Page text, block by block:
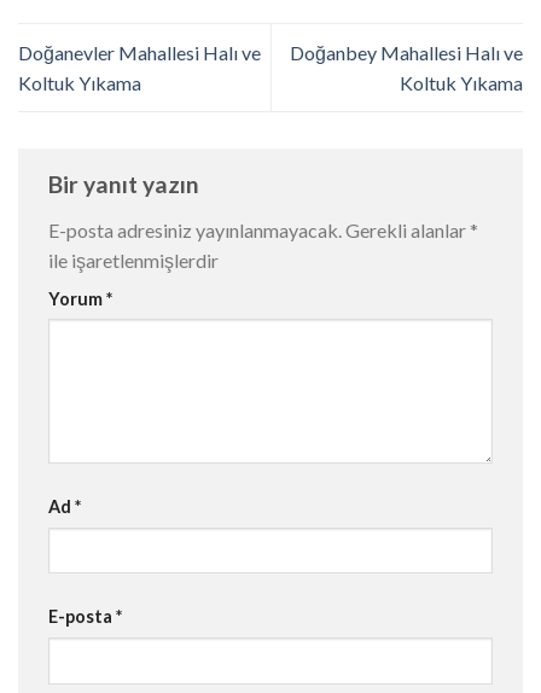
Doğanevler Mahallesi Halı ve
Koltuk Yıkama
Doğanbey Mahallesi Halı ve
Koltuk Yıkama
Bir yanıt yazın
E-posta adresiniz yayınlanmayacak. Gerekli alanlar *
ile işaretlenmişlerdir
Yorum*
Ad *
E-posta *